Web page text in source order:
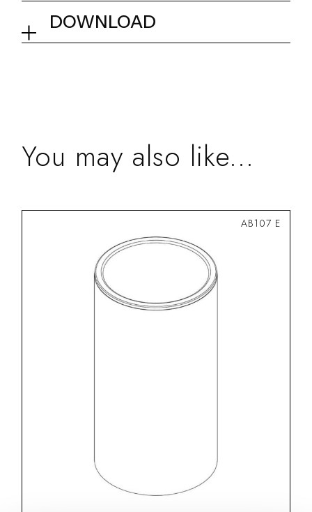
Collection
02Q - Mirror Steel
DOWNLOAD
Tech info
You may also like...
AB107 E